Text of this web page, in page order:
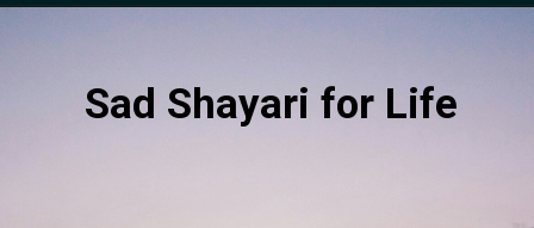
Sad Shayari for Life